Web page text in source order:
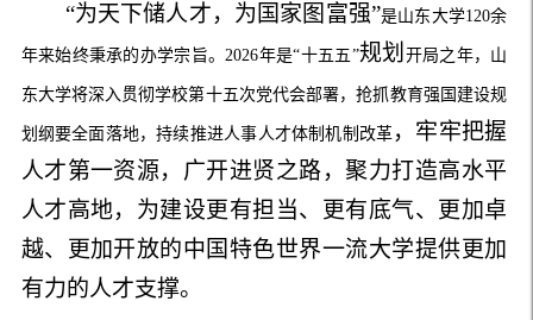
“为天下储人才，为国家图富强”是山东大学120余
年来始终秉承的办学宗旨。2026年是“十五五”规划 开局之年，山
东大学将深入贯彻学校第十五次党代会部署，抢抓教育强国建设规
划纲要全面落地，持续推进人事人才体制机制改革 ，牢牢把握
人才第一资源，广开进贤之路，聚力打造高水平
人才高地，为建设更有担当、更有底气、更加卓
越、更加开放的中国特色世界一流大学提供更加
有力的人才支撑。